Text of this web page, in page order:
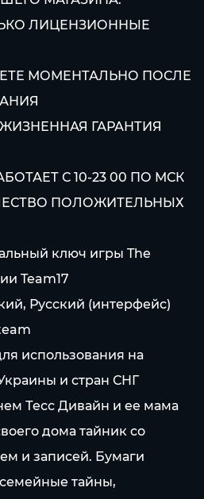
ЛИЦЕНЗИОННЫЕ
МОМЕНТАЛЬНО ПОСЛЕ
ГАРАНТИЯ
С 10-23 00 ПО МСК
ПОЛОЖИТЕЛЬНЫХ
ключ игры The
Team17
Русский (интерфейс)
использования на
и стран СНГ
Тесс Дивайн и ее мама
дома тайник со
и записей. Бумаги
тайны,